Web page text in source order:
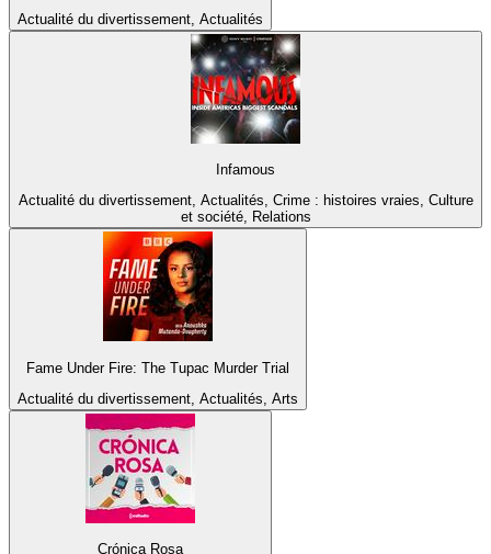
Actualité du divertissement, Actualités
Infamous
Actualité du divertissement, Actualités, Crime : histoires vraies, Culture
et société, Relations
Fame Under Fire: The Tupac Murder Trial
Actualité du divertissement, Actualités, Arts
Crónica Rosa